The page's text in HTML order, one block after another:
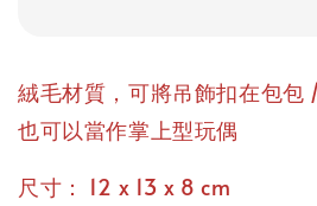
絨毛材質，可將吊飾扣在包包
也可以當作掌上型玩偶
尺寸 ： 12 x 13 x 8 cm